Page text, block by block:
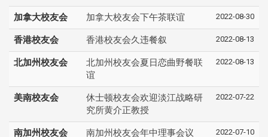
加拿大校友会 加拿大校友会下午茶联谊 2022-08-30
香港校友会 香港校友会久违餐叙 2022-08-13
北加州校友会
北加州校友会夏日恋曲野餐联
谊
2022-08-13
美南校友会
休士顿校友会欢迎淡江战略研
究所黄介正教授
2022-07-22
南加州校友会 南加州校友会年中理事会议 2022-07-10